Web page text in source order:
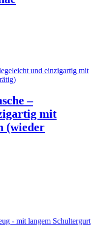
–
mit
(wieder